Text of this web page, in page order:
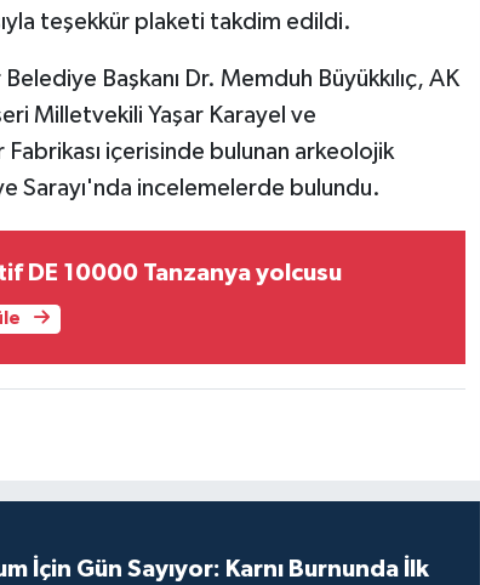
teşekkür plaketi takdim edildi.
Başkanı Dr. Memduh Büyükkılıç, AK
Milletvekili Yaşar Karayel ve
içerisinde bulunan arkeolojik
Sarayı'nda incelemelerde bulundu.
DE 10000 Tanzanya yolcusu
İçin Gün Sayıyor: Karnı Burnunda İlk